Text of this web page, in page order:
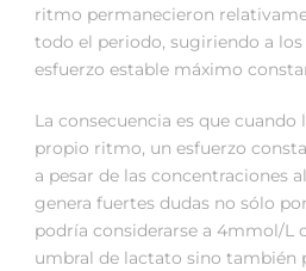
ritmo permanecieron
todo el periodo, sugiriendo a
esfuerzo estable máximo
La consecuencia es que cuando
propio ritmo, un esfuerzo
a pesar de las concentraciones
genera fuertes dudas no sólo
podría considerarse a 4mmol/L
umbral de lactato sino también